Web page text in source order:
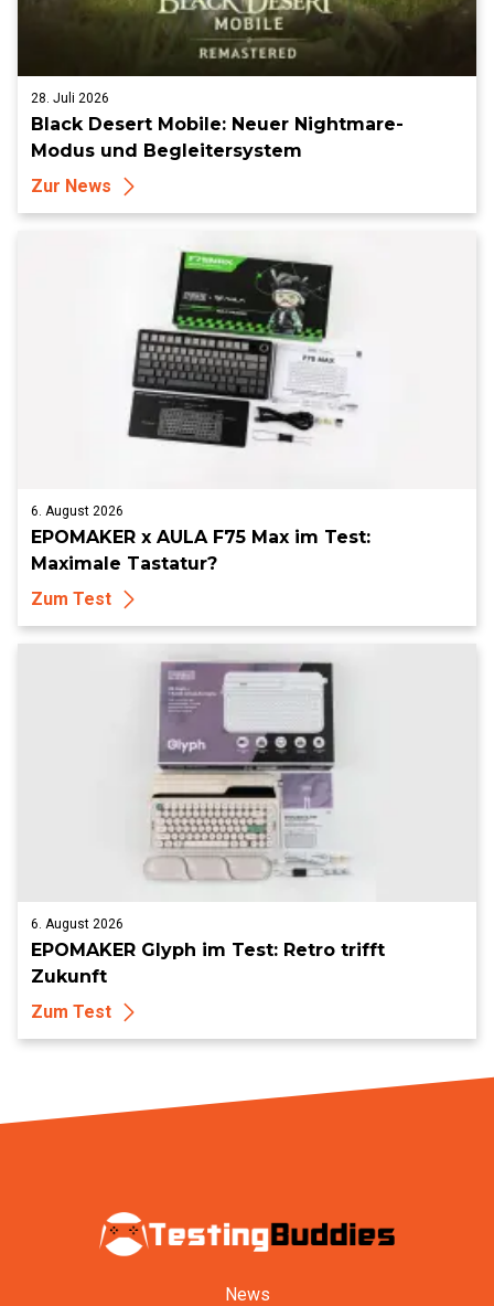
28. Juli 2026
Black Desert Mobile: Neuer Nightmare-
Modus und Begleitersystem
Zur News
6. August 2026
EPOMAKER x AULA F75 Max im Test:
Maximale Tastatur?
Zum Test
6. August 2026
EPOMAKER Glyph im Test: Retro trifft
Zukunft
Zum Test
News